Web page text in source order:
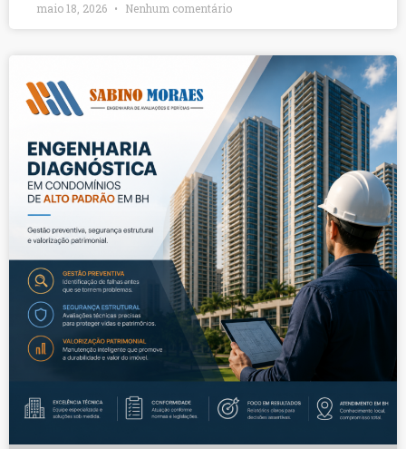
maio 18, 2026 Nenhum comentário